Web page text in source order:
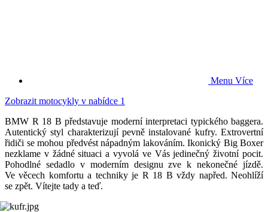
Menu Více
Zobrazit motocykly v nabídce 1
BMW R 18 B představuje moderní interpretaci typického baggera.
Autentický styl charakterizují pevně instalované kufry. Extrovertní
řidiči se mohou předvést nápadným lakováním. Ikonický Big Boxer
nezklame v žádné situaci a vyvolá ve Vás jedinečný životní pocit.
Pohodlné sedadlo v moderním designu zve k nekonečné jízdě.
Ve věcech komfortu a techniky je R 18 B vždy napřed. Neohlíží
se zpět. Vítejte tady a teď.